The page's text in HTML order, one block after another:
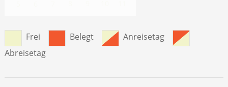
Frei Belegt
Anreisetag
Abreisetag